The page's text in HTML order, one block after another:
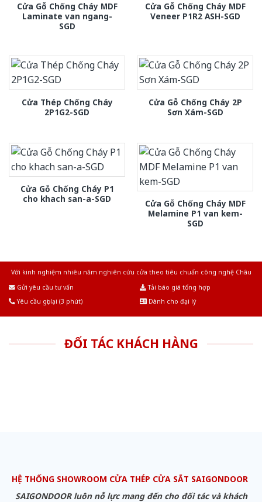
Cửa Gỗ Chống Cháy MDF
Laminate van ngang-
SGD
Cửa Gỗ Chống Cháy MDF
Veneer P1R2 ASH-SGD
Cửa Thép Chống Cháy
2P1G2-SGD
Cửa Gỗ Chống Cháy 2P
Sơn Xám-SGD
Cửa Gỗ Chống Cháy P1
cho khach san-a-SGD
Cửa Gỗ Chống Cháy MDF
Melamine P1 van kem-
SGD
Với kinh nghiệm nhiêu năm nghiên cứu cửa theo tiêu chuẩn công nghệ Châu
Gửi yêu cầu tư vấn
Tải báo giá tổng hợp
Yêu cầu gọi lại (3 phút)
Dành cho đại lý
ĐỐI TÁC KHÁCH HÀNG
HỆ THỐNG SHOWROOM CỬA THÉP CỬA SẮT SAIGONDOOR
SAIGONDOOR luôn nỗ lực mang đến cho đối tác và khách